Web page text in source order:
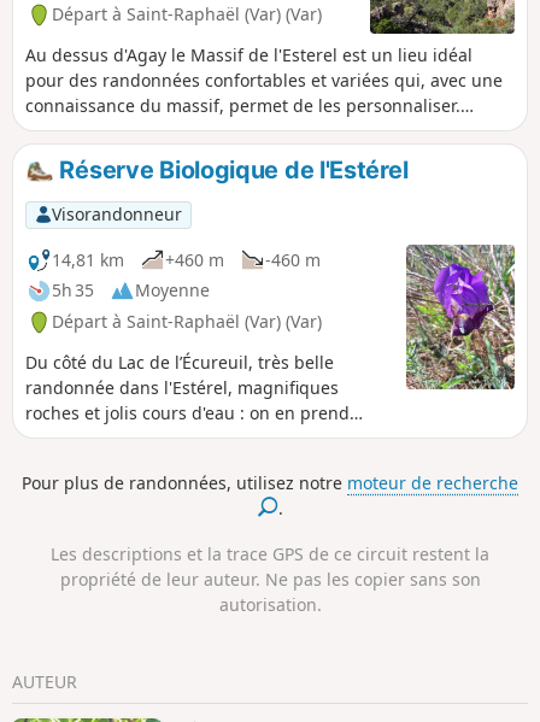
Départ à Saint-Raphaël (Var) (Var)
Au dessus d'Agay le Massif de l'Esterel est un lieu idéal
pour des randonnées confortables et variées qui, avec une
connaissance du massif, permet de les personnaliser.
Aujourd'hui cette boucle d'une vingtaine de kilomètres avec
un dénivelé raisonnable de 430 m doit vous séduire.
Réserve Biologique de l'Estérel
Visorandonneur
14,81 km
+460 m
-460 m
5h 35
Moyenne
Départ à Saint-Raphaël (Var) (Var)
Du côté du Lac de l’Écureuil, très belle
randonnée dans l'Estérel, magnifiques
roches et jolis cours d'eau : on en prend
plein les yeux.
Pour plus de randonnées, utilisez notre moteur de recherche
.
Les descriptions et la trace GPS de ce circuit restent la
propriété de leur auteur. Ne pas les copier sans son
autorisation.
AUTEUR